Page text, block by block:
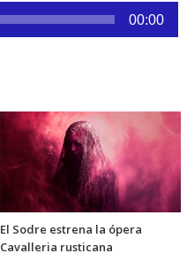
00:00
El Sodre estrena la ópera
Cavalleria rusticana